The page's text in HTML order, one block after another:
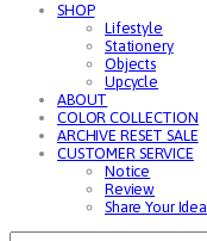
SHOP
Lifestyle
Stationery
Objects
Upcycle
ABOUT
COLOR COLLECTION
ARCHIVE RESET SALE
CUSTOMER SERVICE
Notice
Review
Share Your Idea